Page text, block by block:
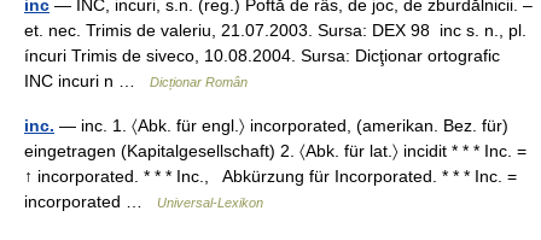
inc — INC, incuri, s.n. (reg.) Poftă de râs, de joc, de zburdălnicii. –
et. nec. Trimis de valeriu, 21.07.2003. Sursa: DEX 98 inc s. n., pl.
íncuri Trimis de siveco, 10.08.2004. Sursa: Dicţionar ortografic
INC incuri n …
Dicționar Român
inc. — inc. 1. 〈Abk. für engl.〉 incorporated, (amerikan. Bez. für)
eingetragen (Kapitalgesellschaft) 2. 〈Abk. für lat.〉 incidit * * * Inc. =
↑ incorporated. * * * Inc., Abkürzung für Incorporated. * * * Inc. =
incorporated …
Universal-Lexikon